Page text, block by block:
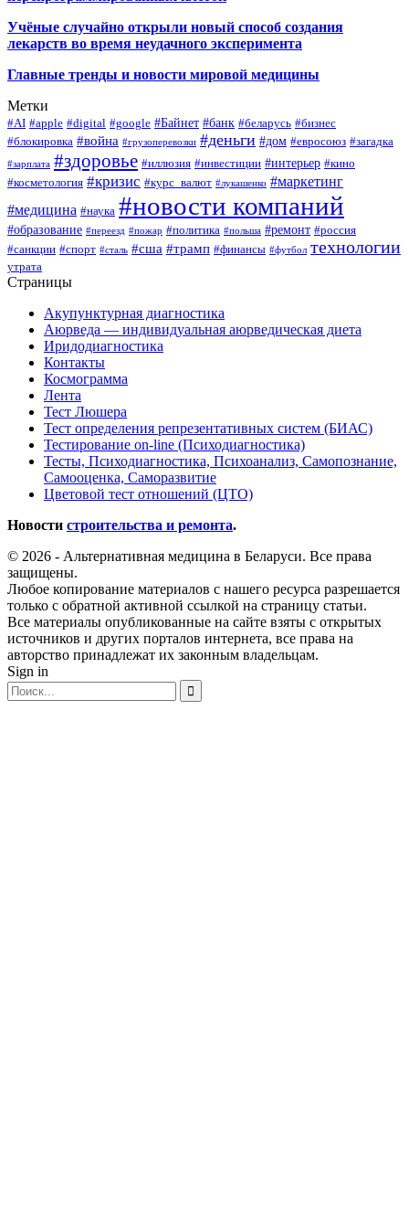
Учёные случайно открыли новый способ создания
лекарств во время неудачного эксперимента
Главные тренды и новости мировой медицины
Метки
#AI #apple #digital #google #Байнет #банк #беларусь #бизнес
#блокировка #война #грузоперевозки #деньги #дом #евросоюз #загадка
#зарплата #здоровье #иллюзия #инвестиции #интерьер #кино
#косметология #кризис #курс_валют #лукашенко #маркетинг
#медицина #наука #новости компаний
#образование #переезд #пожар #политика #польша #ремонт #россия
#санкции #спорт #сталь #сша #трамп #финансы #футбол технологии
утрата
Страницы
Акупунктурная диагностика
Аюрведа — индивидуальная аюрведическая диета
Иридодиагностика
Контакты
Космограмма
Лента
Тест Люшера
Тест определения репрезентативных систем (БИАС)
Тестирование on-line (Психодиагностика)
Тесты, Психодиагностика, Психоанализ, Самопознание,
Самооценка, Саморазвитие
Цветовой тест отношений (ЦТО)
Новости строительства и ремонта.
© 2026 - Альтернативная медицина в Беларуси. Все права
защищены.
Любое копирование материалов с нашего ресурса разрешается
только с обратной активной ссылкой на страницу статьи.
Все материалы опубликованные на сайте взяты с открытых
источников и других порталов интернета, все права на
авторство принадлежат их законным владельцам.
Sign in